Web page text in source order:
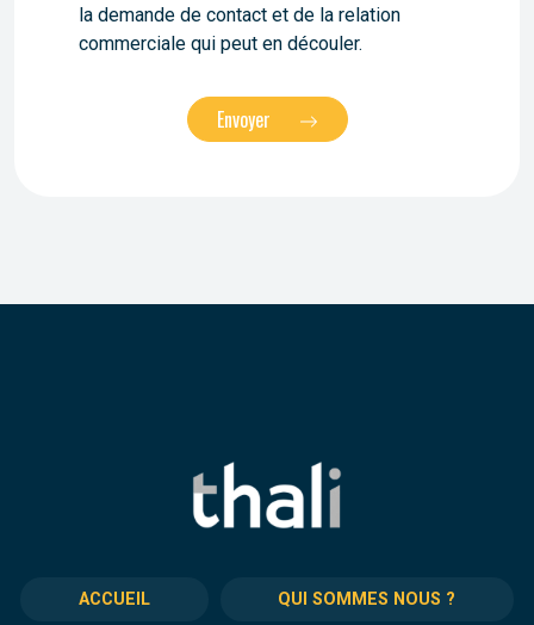
la demande de contact et de la relation
commerciale qui peut en découler.
Envoyer
ACCUEIL QUI SOMMES NOUS ?